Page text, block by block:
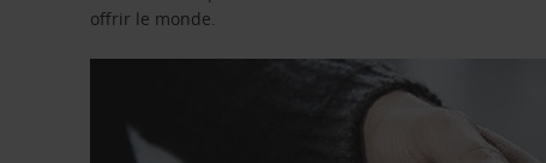
offrir le monde.